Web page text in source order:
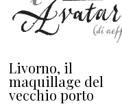
Livorno, il
maquillage del
vecchio porto